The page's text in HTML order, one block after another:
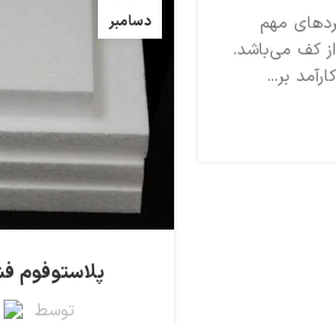
مهم
کف می‌باشد.
بر...
دسامبر
پلاستوفوم
توسط